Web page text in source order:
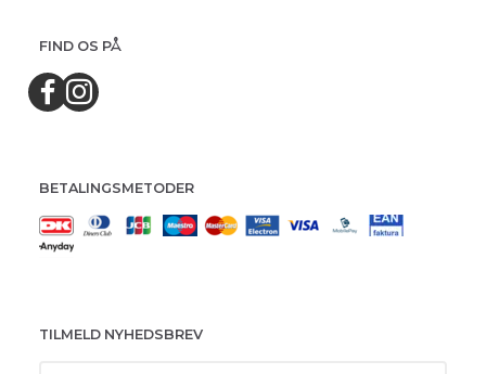
FIND OS PÅ
BETALINGSMETODER
TILMELD NYHEDSBREV